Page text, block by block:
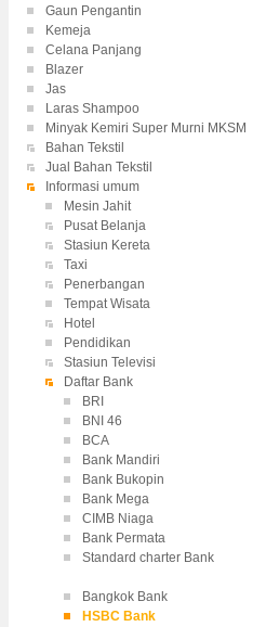
Gaun Pengantin
Kemeja
Celana Panjang
Blazer
Jas
Laras Shampoo
Minyak Kemiri Super Murni MKSM
Bahan Tekstil
Jual Bahan Tekstil
Informasi umum
Mesin Jahit
Pusat Belanja
Stasiun Kereta
Taxi
Penerbangan
Tempat Wisata
Hotel
Pendidikan
Stasiun Televisi
Daftar Bank
BRI
BNI 46
BCA
Bank Mandiri
Bank Bukopin
Bank Mega
CIMB Niaga
Bank Permata
Standard charter Bank
Bangkok Bank
HSBC Bank